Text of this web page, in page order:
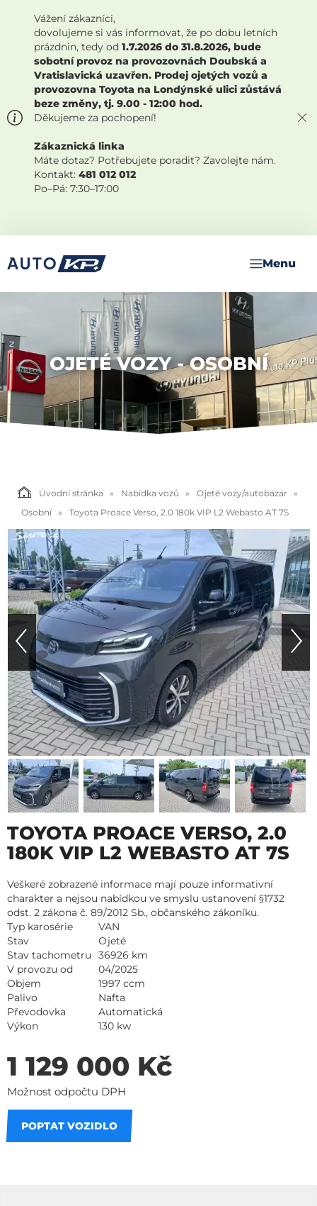
Vážení zákazníci,
dovolujeme si vás informovat, že po dobu letních
prázdnin, tedy od 1.7.2026 do 31.8.2026, bude
sobotní provoz na provozovnách Doubská a
Vratislavická uzavřen. Prodej ojetých vozů a
provozovna Toyota na Londýnské ulici zůstává
beze změny, tj. 9.00 - 12:00 hod.
Děkujeme za pochopení!
Zákaznická linka
Máte dotaz? Potřebujete poradit? Zavolejte nám.
Kontakt: 481 012 012
Po–Pá: 7:30–17:00
OJETÉ VOZY - OSOBNÍ
Úvodní stránka Nabídka vozů
Ojeté vozy/autobazar
Osobní
Toyota Proace Verso, 2.0 180k VIP L2 Webasto AT 7S
TOYOTA PROACE VERSO, 2.0
180K VIP L2 WEBASTO AT 7S
Veškeré zobrazené informace mají pouze informativní
charakter a nejsou nabídkou ve smyslu ustanovení §1732
odst. 2 zákona č. 89/2012 Sb., občanského zákoníku.
Typ karosérie
VAN
Stav
Ojeté
Stav tachometru
36926 km
V provozu od
04/2025
Objem
1997 ccm
Palivo
Nafta
Převodovka
Automatická
Výkon
130 kw
1 129 000 Kč
Možnost odpočtu DPH
POPTAT VOZIDLO